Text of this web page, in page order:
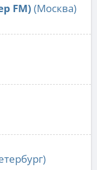
FM) (Москва)